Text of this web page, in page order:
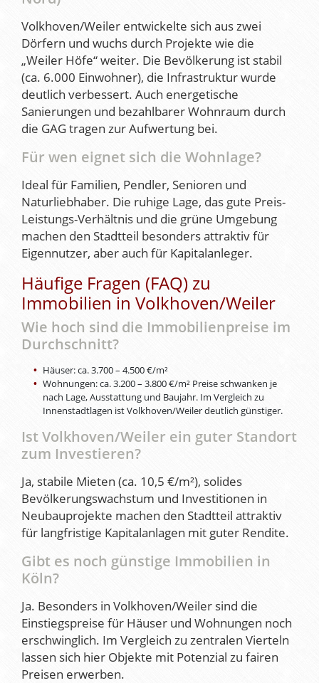
Volkhoven/Weiler entwickelte sich aus zwei
Dörfern und wuchs durch Projekte wie die
„Weiler Höfe“ weiter. Die Bevölkerung ist stabil
(ca. 6.000 Einwohner), die Infrastruktur wurde
deutlich verbessert. Auch energetische
Sanierungen und bezahlbarer Wohnraum durch
die GAG tragen zur Aufwertung bei.
Für wen eignet sich die Wohnlage?
Ideal für Familien, Pendler, Senioren und
Naturliebhaber. Die ruhige Lage, das gute Preis-
Leistungs-Verhältnis und die grüne Umgebung
machen den Stadtteil besonders attraktiv für
Eigennutzer, aber auch für Kapitalanleger.
Häufige Fragen (FAQ) zu
Immobilien in Volkhoven/Weiler
Wie hoch sind die Immobilienpreise im
Durchschnitt?
Häuser: ca. 3.700 – 4.500 €/m²
Wohnungen: ca. 3.200 – 3.800 €/m² Preise schwanken je
nach Lage, Ausstattung und Baujahr. Im Vergleich zu
Innenstadtlagen ist Volkhoven/Weiler deutlich günstiger.
Ist Volkhoven/Weiler ein guter Standort
zum Investieren?
Ja, stabile Mieten (ca. 10,5 €/m²), solides
Bevölkerungswachstum und Investitionen in
Neubauprojekte machen den Stadtteil attraktiv
für langfristige Kapitalanlagen mit guter Rendite.
Gibt es noch günstige Immobilien in
Köln?
Ja. Besonders in Volkhoven/Weiler sind die
Einstiegspreise für Häuser und Wohnungen noch
erschwinglich. Im Vergleich zu zentralen Vierteln
lassen sich hier Objekte mit Potenzial zu fairen
Preisen erwerben.